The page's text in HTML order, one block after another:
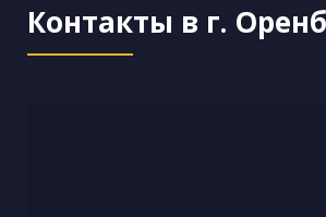
Контакты в г.